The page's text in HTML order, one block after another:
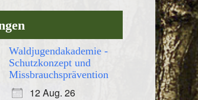
Waldjugendakademie -
Schutzkonzept und
Missbrauchsprävention
12 Aug. 26